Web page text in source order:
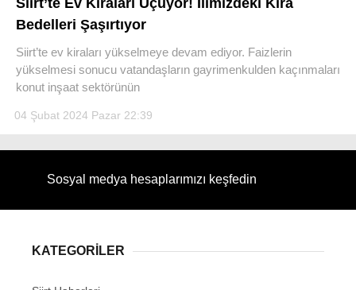
Siirt’te Ev Kiraları Uçuyor! İlimizdeki Kira
Bedelleri Şaşırtıyor
Siirt’te ev kiraları yükselmeye devam ediyor. Faizlerin
yükselmesi sonucu vatandaşların gayrimenkulden kaçınmaları
konut inşaat sektörünün
04 Şubat 2024 Pazar 22:39
Sosyal medya hesaplarımızı keşfedin
KATEGORİLER